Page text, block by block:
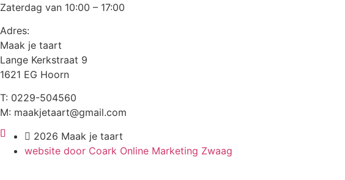
Zaterdag van 10:00 – 17:00
Adres:
Maak je taart
Lange Kerkstraat 9
1621 EG Hoorn
T: 0229-504560
M: maakjetaart@gmail.com
2026 Maak je taart
website door Coark Online Marketing Zwaag